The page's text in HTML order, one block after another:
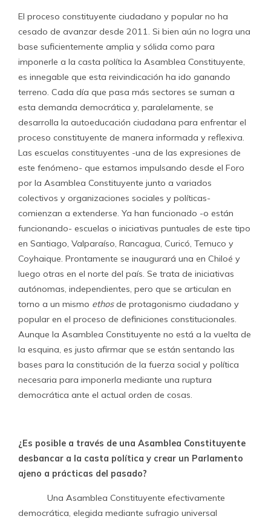
El proceso constituyente ciudadano y popular no ha
cesado de avanzar desde 2011. Si bien aún no logra una
base suficientemente amplia y sólida como para
imponerle a la casta política la Asamblea Constituyente,
es innegable que esta reivindicación ha ido ganando
terreno. Cada día que pasa más sectores se suman a
esta demanda democrática y, paralelamente, se
desarrolla la autoeducación ciudadana para enfrentar el
proceso constituyente de manera informada y reflexiva.
Las escuelas constituyentes -una de las expresiones de
este fenómeno- que estamos impulsando desde el Foro
por la Asamblea Constituyente junto a variados
colectivos y organizaciones sociales y políticas-
comienzan a extenderse. Ya han funcionado -o están
funcionando- escuelas o iniciativas puntuales de este tipo
en Santiago, Valparaíso, Rancagua, Curicó, Temuco y
Coyhaique. Prontamente se inaugurará una en Chiloé y
luego otras en el norte del país. Se trata de iniciativas
autónomas, independientes, pero que se articulan en
torno a un mismo ethosde protagonismo ciudadano y
popular en el proceso de definiciones constitucionales.
Aunque la Asamblea Constituyente no está a la vuelta de
la esquina, es justo afirmar que se están sentando las
bases para la constitución de la fuerza social y política
necesaria para imponerla mediante una ruptura
democrática ante el actual orden de cosas.
¿Es posible a través de una Asamblea Constituyente
desbancar a la casta política y crear un Parlamento
ajeno a prácticas del pasado?
Una Asamblea Constituyente efectivamente
democrática, elegida mediante sufragio universal